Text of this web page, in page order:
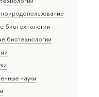
биотехнологии
биотехнологии
науки